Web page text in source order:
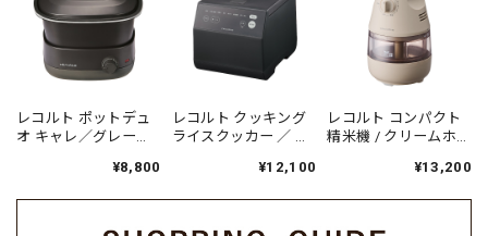
レコルト ポットデュ
オ キャレ／グレー
¥8,800
レコルト クッキング
ライスクッカー ／ グ
¥12,100
レコルト コンパクト
精米機 / クリームホワ
¥13,200